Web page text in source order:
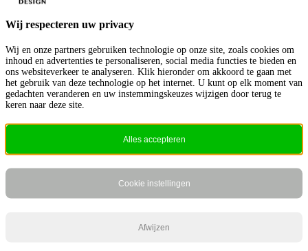
300x120x76 cm, 300x120x76 cm,
300x120x76 cm, 300x120x76 cm,
300x120x76 cm, 300x120x76 cm,
300x120x76 cm, 300x120x76 cm,
300x120x76 cm, 300x120x76 cm,
300x120x76 cm, 300x120x76 cm,
300x120x76 cm, 300x120x76 cm,
300x120x76 cm, 300x120x76 cm,
300x120x76 cm, 300x120x76 cm,
300x120x76 cm, 300x120x76 cm,
300x120x76 cm, 300x120x76 cm,
300x120x76 cm, 300x120x76 cm,
300x120x76 cm, 300x120x76 cm,
300x120x76 cm, 300x120x76 cm,
Wij respecteren uw privacy
Wij en onze partners gebruiken technologie op onze site, zoals cookies om
inhoud en advertenties te personaliseren, social media functies te bieden en
ons websiteverkeer te analyseren. Klik hieronder om akkoord te gaan met
het gebruik van deze technologie op het internet. U kunt op elk moment van
gedachten veranderen en uw instemmingskeuzes wijzigen door terug te
keren naar deze site.
Alles accepteren
Cookie instellingen
Afwijzen